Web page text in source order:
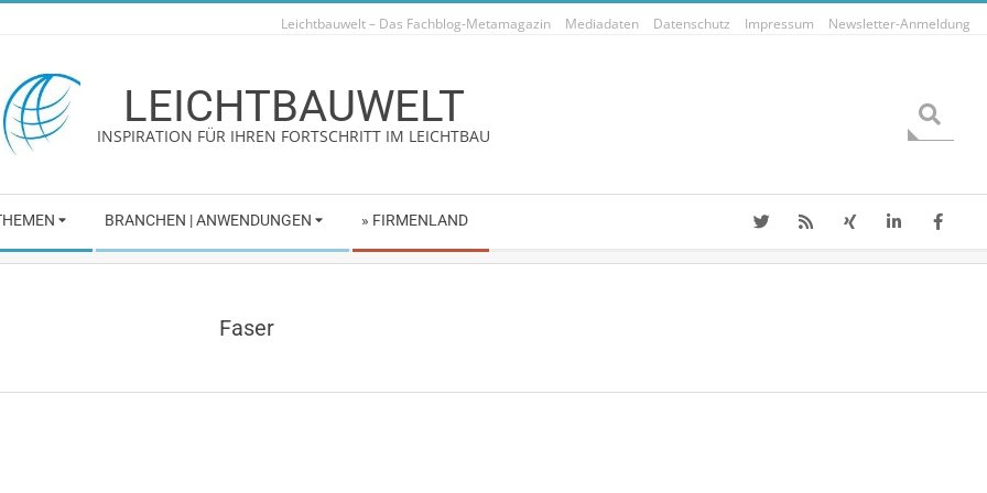
Leichtbauwelt – Das Fachblog-Metamagazin Mediadaten Datenschutz Impressum Newsletter-Anmeldung
LEICHTBAUWELT
INSPIRATION FÜR IHREN FORTSCHRITT IM LEICHTBAU
BRANCHEN | ANWENDUNGEN » FIRMENLAND
Faser